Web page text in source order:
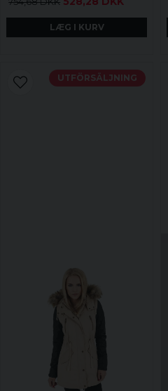
LÆG I KURV
UTFÖRSÄLJNING